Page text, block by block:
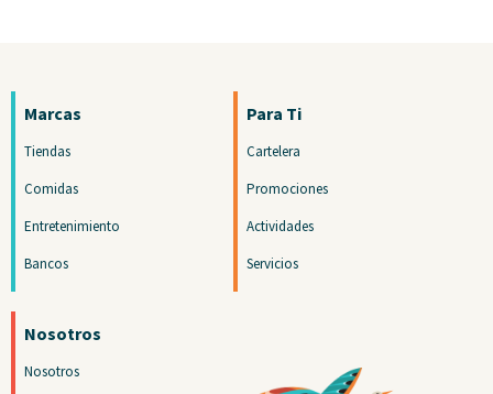
Marcas
Tiendas
Comidas
Entretenimiento
Bancos
Para Ti
Cartelera
Promociones
Actividades
Servicios
Nosotros
Nosotros